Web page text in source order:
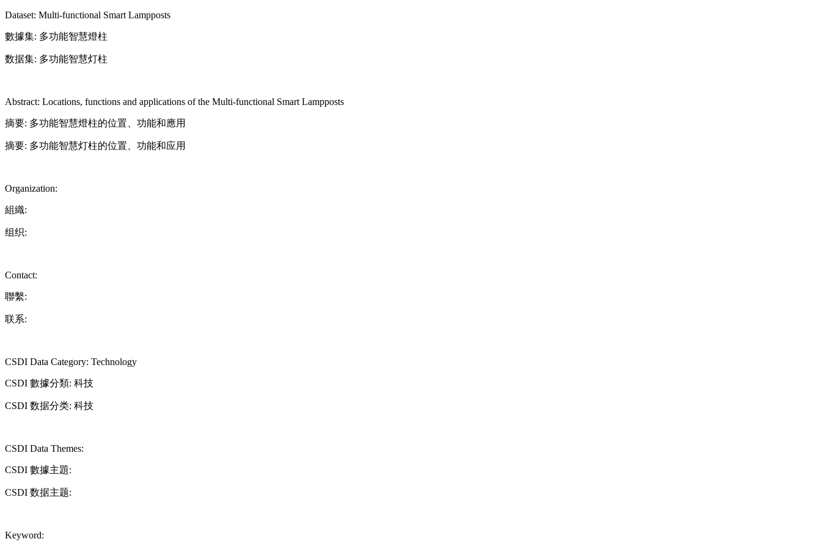
Dataset: Multi-functional Smart Lampposts
數據集: 多功能智慧燈柱
数据集: 多功能智慧灯柱
Abstract: Locations, functions and applications of the Multi-functional Smart Lampposts
摘要: 多功能智慧燈柱的位置、功能和應用
摘要: 多功能智慧灯柱的位置、功能和应用
Organization:
組織:
组织:
Contact:
聯繫:
联系:
CSDI Data Category: Technology
CSDI 數據分類: 科技
CSDI 数据分类: 科技
CSDI Data Themes:
CSDI 數據主題:
CSDI 数据主题:
Keyword: